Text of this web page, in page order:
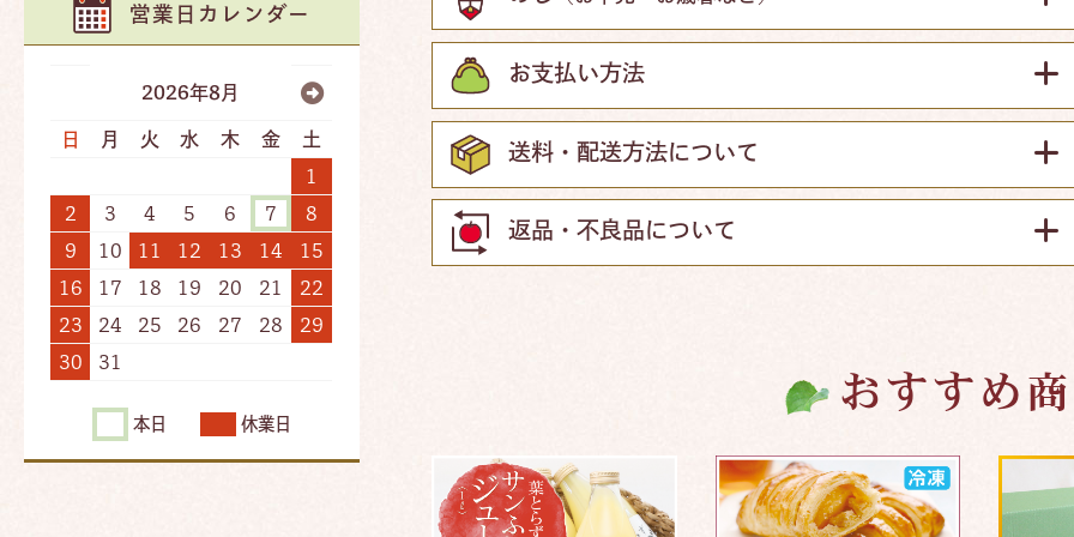
営業日カレンダー
2026年8月
日 月 火 水 木 金
土
1
2
3 4 5 6 7
8
9
10 11 12 13 14
15
16
17 18 19 20 21
22
23
24 25 26 27 28
29
30
31
本日 休業日
お支払い方法
送料・配送方法について
返品・不良品について
おすすめ